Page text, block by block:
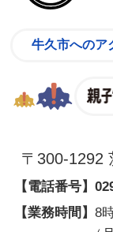
牛久市へのア
〒300-1292
【電話番号】
【業務時間】 8